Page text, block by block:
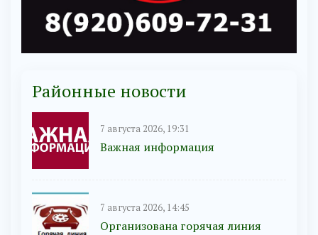
Районные новости
7 августа 2026, 19:31
Важная информация
7 августа 2026, 14:45
Организована горячая линия